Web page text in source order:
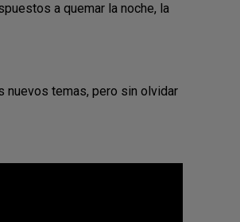
a quemar la noche, la
nuevos temas, pero sin olvidar